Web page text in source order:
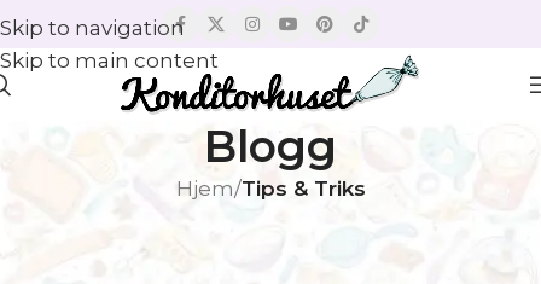
Skip to navigation
Skip to main content
Blogg
Hjem/Tips & Triks
Frostinger for kaker: Utforsk en